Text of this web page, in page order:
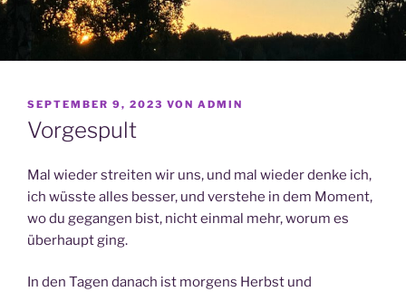
VERÖFFENTLICHT
AM
SEPTEMBER 9, 2023 VON ADMIN
Vorgespult
Mal wieder streiten wir uns, und mal wieder denke ich,
ich wüsste alles besser, und verstehe in dem Moment,
wo du gegangen bist, nicht einmal mehr, worum es
überhaupt ging.
In den Tagen danach ist morgens Herbst und